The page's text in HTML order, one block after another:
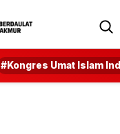
#Kongres Umat Islam